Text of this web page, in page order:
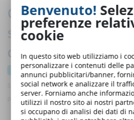
Come la
sicurezza migliora
domestica
february 2025
Scopri come le competenze acquisite in
possono contribuire a proteggere te e la
Benvenuto!
preferenze
cookie
In questo sito web utilizziamo i
personalizzare i contenuti delle
annunci pubblicitari/banner,
social network e analizzare il
server. Forniamo anche
utilizzi il nostro sito ai nostri
si occupano di analisi dei dati di